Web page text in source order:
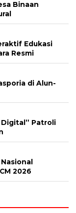
Binaan
Edukasi
Resmi
di Alun-
Digital” Patroli
2026